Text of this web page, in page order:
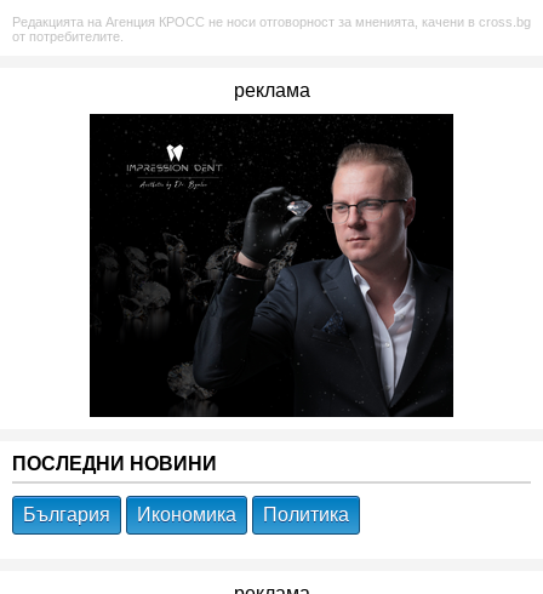
Редакцията на Агенция КРОСС не носи отговорност за мненията, качени в cross.bg
от потребителите.
реклама
ПОСЛЕДНИ НОВИНИ
България Икономика Политика